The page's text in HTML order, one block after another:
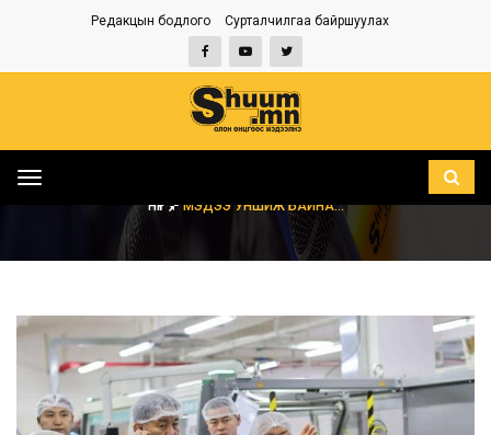
Редакцын бодлого Сурталчилгаа байршуулах
Toggle
НҮҮР МЭДЭЭ УНШИЖ БАЙНА...